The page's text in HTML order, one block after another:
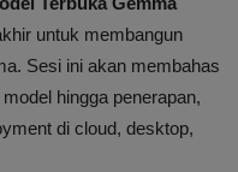
untuk membangun
Sesi ini akan membahas
hingga penerapan,
di cloud, desktop,